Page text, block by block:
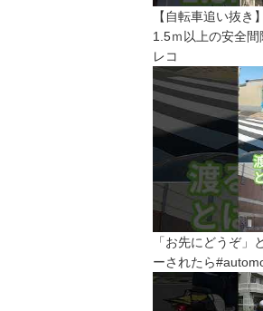
【自転車追い抜き
1.5ｍ以上の安全
レコ
「お先にどうぞ」
ーされたら